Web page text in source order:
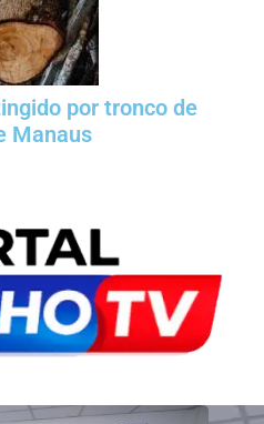
por tronco de
Manaus